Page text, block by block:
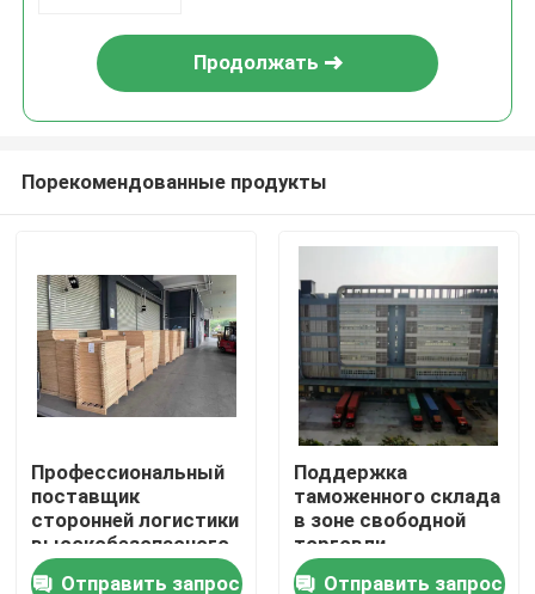
Продукты
О нас
Продолжать
Порекомендованные продукты
Профессиональный
поставщик
сторонней логистики
высокобезопасного
хранилища
Отправить запрос
Поддержка
таможенного склада
в зоне свободной
торговли
Шэньчжэнь,
Отправить запрос